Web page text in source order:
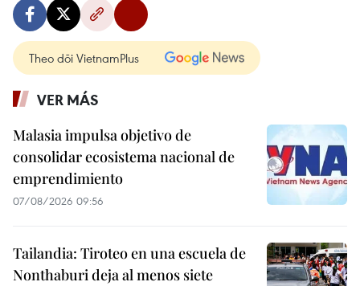
Theo dõi VietnamPlus
VER MÁS
Malasia impulsa objetivo de
consolidar ecosistema nacional de
emprendimiento
07/08/2026 09:56
Tailandia: Tiroteo en una escuela de
Nonthaburi deja al menos siete